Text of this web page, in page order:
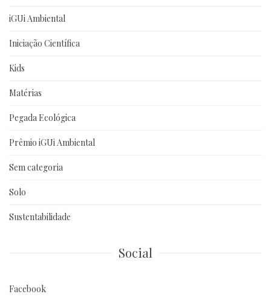
iGUi Ambiental
Iniciação Científica
Kids
Matérias
Pegada Ecológica
Prêmio iGUi Ambiental
Sem categoria
Solo
Sustentabilidade
Social
Facebook